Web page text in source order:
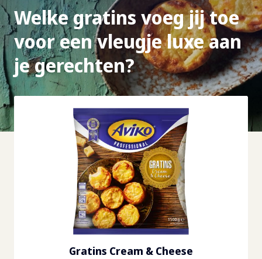
Welke gratins voeg jij toe
voor een vleugje luxe aan
je gerechten?
Gratins Cream & Cheese